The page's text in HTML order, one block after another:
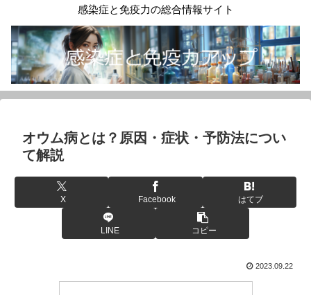
感染症と免疫力の総合情報サイト
オウム病とは？原因・症状・予防法につい
て解説
X Facebook はてブ
LINE コピー
2023.09.22